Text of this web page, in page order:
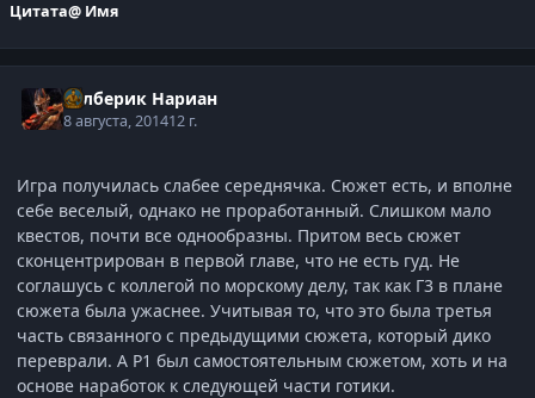
Цитата@ Имя
Рэлберик Нариан
8 августа, 201412 г.
Игра получилась слабее середнячка. Сюжет есть, и вполне
себе веселый, однако не проработанный. Слишком мало
квестов, почти все однообразны. Притом весь сюжет
сконцентрирован в первой главе, что не есть гуд. Не
соглашусь с коллегой по морскому делу, так как Г3 в плане
сюжета была ужаснее. Учитывая то, что это была третья
часть связанного с предыдущими сюжета, который дико
переврали. А Р1 был самостоятельным сюжетом, хоть и на
основе наработок к следующей части готики.